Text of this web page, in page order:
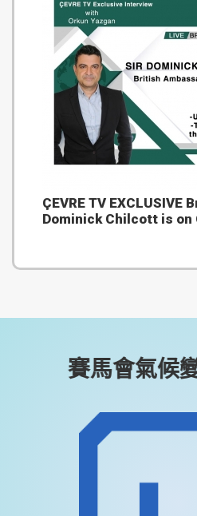
ÇEVRE TV
Dominick Chilcott is on
賽馬會氣候